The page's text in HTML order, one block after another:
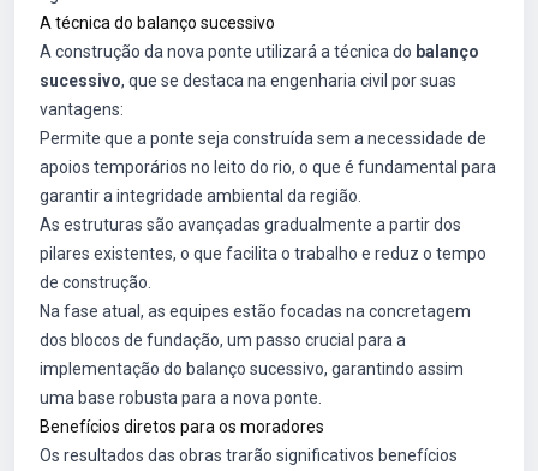
A técnica do balanço sucessivo
A construção da nova ponte utilizará a técnica do balanço
sucessivo, que se destaca na engenharia civil por suas
vantagens:
Permite que a ponte seja construída sem a necessidade de
apoios temporários no leito do rio, o que é fundamental para
garantir a integridade ambiental da região.
As estruturas são avançadas gradualmente a partir dos
pilares existentes, o que facilita o trabalho e reduz o tempo
de construção.
Na fase atual, as equipes estão focadas na concretagem
dos blocos de fundação, um passo crucial para a
implementação do balanço sucessivo, garantindo assim
uma base robusta para a nova ponte.
Benefícios diretos para os moradores
Os resultados das obras trarão significativos benefícios